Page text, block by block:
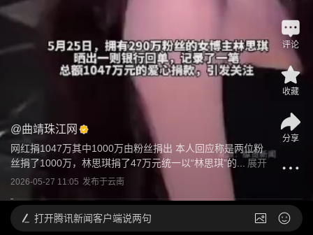
@曲靖珠江网
网红捐1047万其中1000万由粉丝捐出 本人回应称是两位粉
丝捐了1000万，林思琪捐了47万元统一以“林思琪”的...
展开
2026-05-27 11:05 发布于云南
评论
收藏
分享
打开腾讯新闻客户端说两句